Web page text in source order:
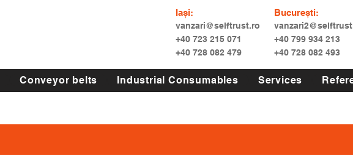
Iași:
vanzari@selftrust.ro
+40 723 215 071
+40 728 082 479
București:
+40 799 934 213
+40 728 082 493
Conveyor belts Industrial Consumables Services